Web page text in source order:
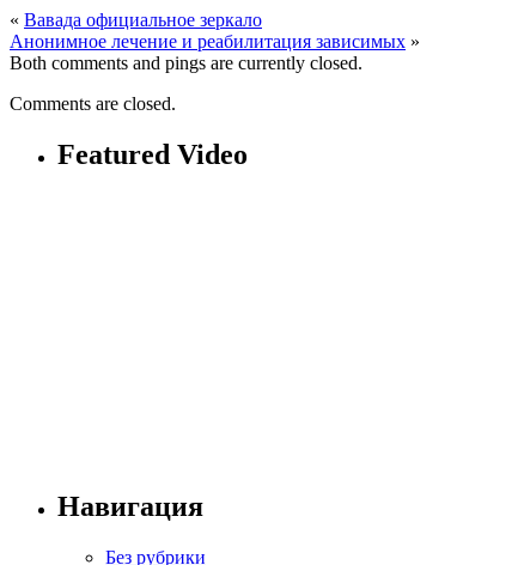
« Вавада официальное зеркало
Анонимное лечение и реабилитация зависимых »
Both comments and pings are currently closed.
Comments are closed.
Featured Video
Навигация
Без рубрики